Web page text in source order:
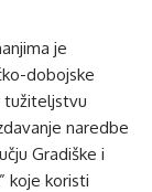
je
dobojske
tužiteljstvu
naredbe
Gradiške i
koje koristi